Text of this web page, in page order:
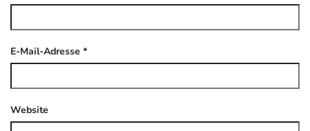
E-Mail-Adresse *
Website